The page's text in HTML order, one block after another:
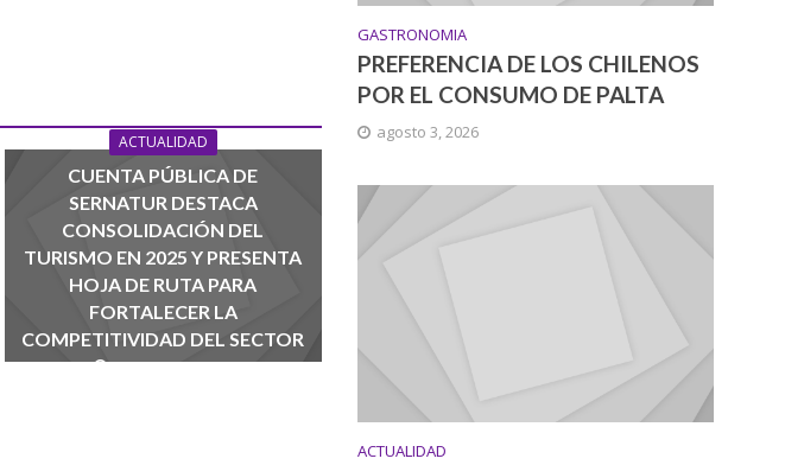
ACTUALIDAD
CUENTA PÚBLICA DE
SERNATUR DESTACA
CONSOLIDACIÓN DEL
TURISMO EN 2025 Y PRESENTA
HOJA DE RUTA PARA
FORTALECER LA
COMPETITIVIDAD DEL SECTOR
agosto 1, 2026
GASTRONOMIA
PREFERENCIA DE LOS CHILENOS
POR EL CONSUMO DE PALTA
agosto 3, 2026
ACTUALIDAD